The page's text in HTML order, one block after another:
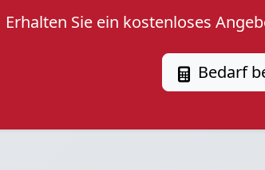
Erhalten Sie ein kostenloses
Bedarf